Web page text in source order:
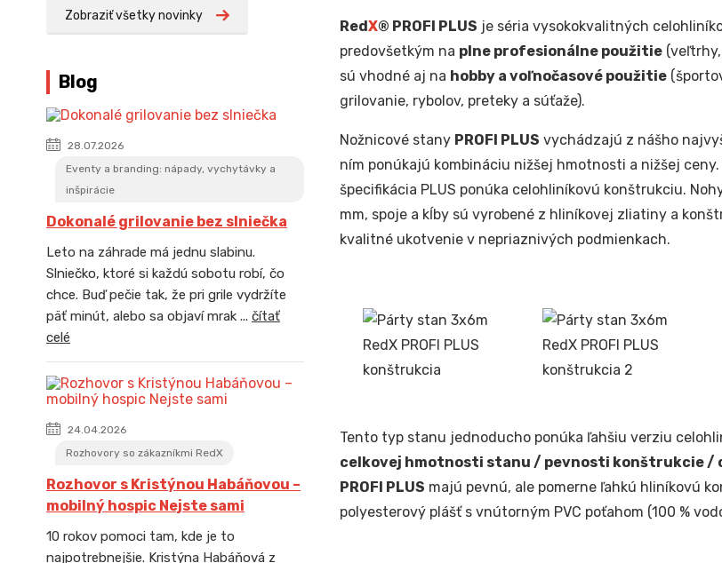
Zobraziť všetky novinky
Blog
28.07.2026
Eventy a branding: nápady, vychytávky a
inšpirácie
Dokonalé grilovanie bez slniečka
Leto na záhrade má jednu slabinu.
Slniečko, ktoré si každú sobotu robí, čo
chce. Buď pečie tak, že pri grile vydržíte
päť minút, alebo sa objaví mrak ... čítať
celé
24.04.2026
Rozhovory so zákazníkmi RedX
Rozhovor s Kristýnou Habáňovou –
mobilný hospic Nejste sami
10 rokov pomoci tam, kde je to
najpotrebnejšie. Kristýna Habáňová z
RedX® PROFI PLUS je séria vysokokvalitných
predovšetkým na plne profesionálne použitie(veľtrhy,
sú vhodné aj na hobby a voľnočasové použitie
grilovanie, rybolov, preteky a súťaže).
Nožnicové stany PROFI PLUS vychádzajú z nášho
ním ponúkajú kombináciu nižšej hmotnosti a nižšej
špecifikácia PLUS ponúka celohliníkovú konštrukciu.
mm, spoje a kĺby sú vyrobené z hliníkovej zliatiny a
kvalitné ukotvenie v nepriaznivých podmienkach.
Tento typ stanu jednoducho ponúka ľahšiu verziu
celkovej hmotnosti stanu / pevnosti konštrukcie /
PROFI PLUS majú pevnú, ale pomerne ľahkú hliníkovú
polyesterový plášť s vnútorným PVC poťahom (100 %